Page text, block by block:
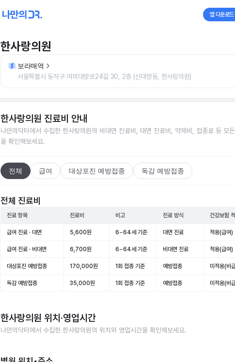
앱 다운로드
한사랑의원
보라매역
서울특별시 동작구 여의대방로24길 30, 2층 (신대방동, 한사랑의원)
한사랑의원 진료비 안내
나만의닥터에서 수집한 한사랑의원의 비대면 진료비, 대면 진료비, 약제비, 접종료 등 모
을 확인해보세요.
전체 급여 대상포진 예방접종 독감 예방접종
전체 진료비
진료 항목 진료비 비고 진료 방식 건강보험
급여 진료 · 대면 5,600원 6~64세 기준 대면 진료 적용(급여)
급여 진료 · 비대면 6,700원 6~64세 기준 비대면 진료 적용(급여)
대상포진 예방접종 170,000원 1회 접종 기준 예방접종 미적용(비
독감 예방접종 35,000원 1회 접종 기준 예방접종 미적용(비
한사랑의원 위치·영업시간
나만의닥터에서 수집한 한사랑의원의 위치와 영업시간을 확인해보세요.